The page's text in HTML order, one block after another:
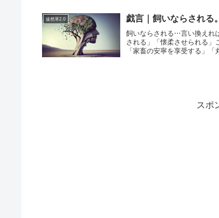
徒然草2.0 戯言｜飼いならされる。
飼いならされる⋯言い換えれ
される」「懐柔させられる」
「家畜の安寧を享受する」
スポ